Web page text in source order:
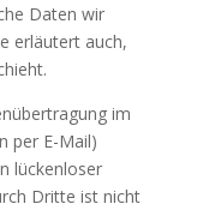
Daten wir
erläutert auch,
im
per E-Mail)
lückenloser
Dritte ist nicht